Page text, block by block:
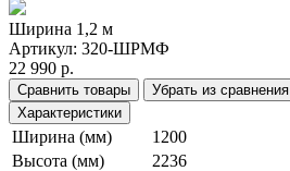
Ширина 1,2 м
Артикул: 320-ШРМФ
22 990 р.
Сравнить товары
Убрать из сравнения
Характеристики
Ширина (мм)
1200
Высота (мм)
2236